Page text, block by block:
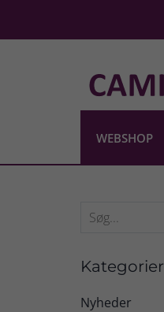
WEBSHOP
Kategorier
Nyheder